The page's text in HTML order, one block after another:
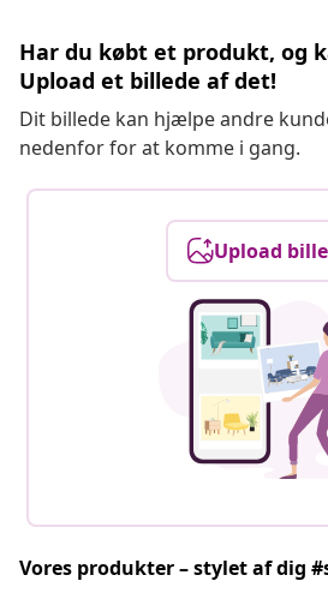
Har du købt et produkt, og
Upload et billede af det!
Dit billede kan hjælpe andre
nedenfor for at komme i gang.
Upload
Vores produkter – stylet af dig